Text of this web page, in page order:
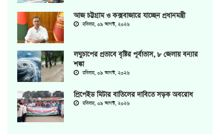
আজ চট্টগ্রাম ও কক্সবাজারে যাচ্ছেন প্রধানমন্ত্রী
রবিবার, ০৯ আগস্ট, ২০২৬
লঘুচাপের প্রভাবে বৃষ্টির পূর্বাভাস, ৮ জেলায় বন্যার
শঙ্কা
রবিবার, ০৯ আগস্ট, ২০২৬
প্রিপেইড মিটার বাতিলের দাবিতে সড়ক অবরোধ
রবিবার, ০৯ আগস্ট, ২০২৬